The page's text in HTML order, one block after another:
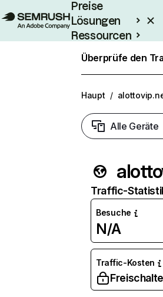
Preise
Lösungen
Ressourcen
Enterprise
Überprüfe den
Haupt /
Alle Geräte
Traffic-
Besuche
N/A
Traffic-Kosten